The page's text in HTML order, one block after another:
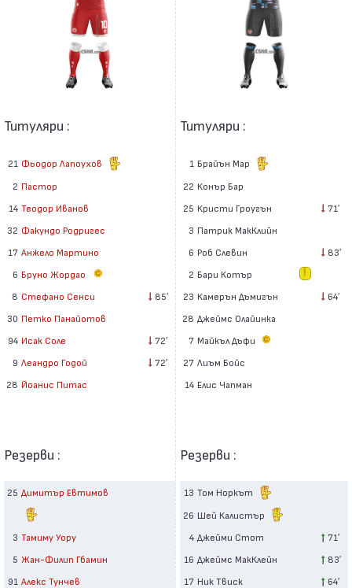
Титуляри :
21 Фьодор Лапоухов
2 Пастор
14 Теодор Иванов
32 Факундо Родригес
17 Анжело Мартино
6 Бруно Жордао
8 Стефано Сенси
85′
30 Петко Панайотов
94 Исак Соле
72′
9 Леандро Годой
72′
28 Йоанис Питас
Резерви :
25 Димитър Евтимов
3 Тамиму Уору
5 Жан-Филип Гбамин
91 Алекс Тунчев
Титуляри :
1 Брайън Мар
22 Конър Бар
25 Кристи Гроугън
71′
3 Патрик МакКлийн
6 Роб Слевин
83′
2 Бари Котър
23 Камерън Дъмигън
64′
28 Джеймс Олайинка
7 Майкъл Дъфи
27 Лиъм Бойс
14 Елис Чапман
Резерви :
13 Том Норкът
26 Шей Калистър
4 Джейми Стот
71′
16 Джеймс МакКлейн
83′
17 Ник Твиск
64′